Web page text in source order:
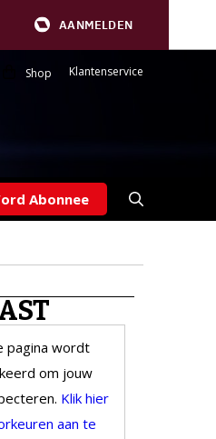
AANMELDEN
Shop Klantenservice
Abonnee
pagina wordt
om jouw
Klik hier
aan te